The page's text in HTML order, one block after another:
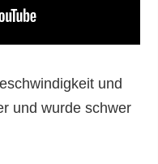
und
und wurde schwer